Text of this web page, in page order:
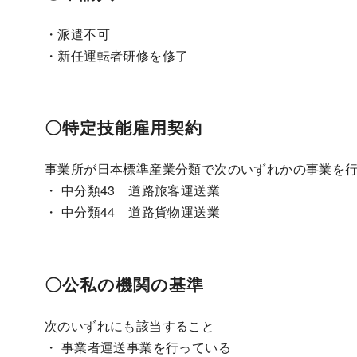
・派遣不可
・新任運転者研修を修了
〇特定技能雇用契約
事業所が日本標準産業分類で次のいずれかの事業を
・ 中分類43 道路旅客運送業
・ 中分類44 道路貨物運送業
〇公私の機関の基準
次のいずれにも該当すること
・ 事業者運送事業を行っている